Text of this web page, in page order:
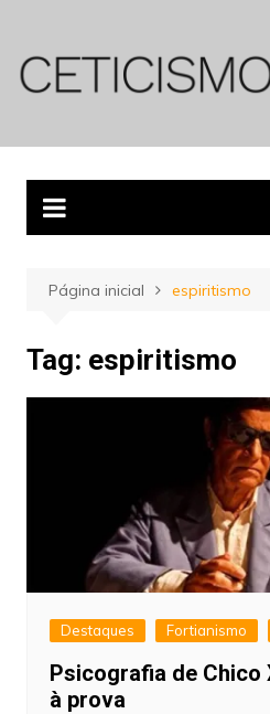
conteúdo
Página inicial espiritismo
Tag: espiritismo
Destaques Fortianismo
Psicografia de Chico
à prova